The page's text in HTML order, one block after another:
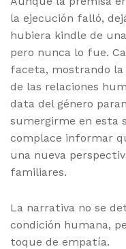
la ejecución falló,
hubiera kindle de
pero nunca lo fue.
faceta, mostrando
de las relaciones
data del género
sumergirme en esta
complace informar
una nueva
familiares.
La narrativa no se
condición humana,
toque de empatía.